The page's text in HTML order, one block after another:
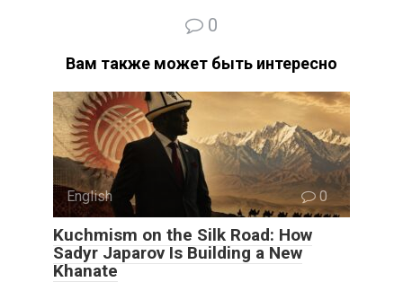
0
Вам также может быть интересно
English 0
Kuchmism on the Silk Road: How
Sadyr Japarov Is Building a New
Khanate